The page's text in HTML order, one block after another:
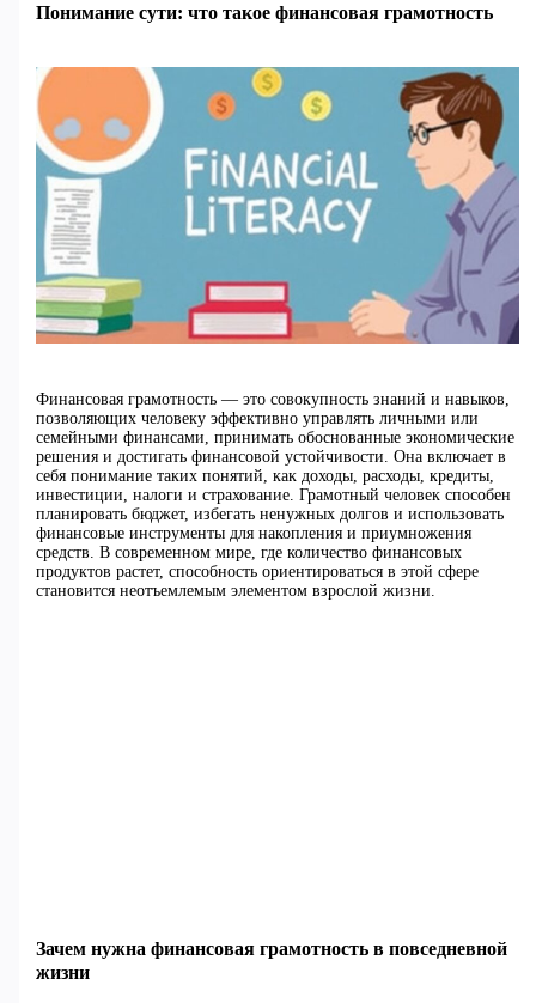
Понимание сути: что такое финансовая грамотность
Финансовая грамотность — это совокупность знаний и навыков,
позволяющих человеку эффективно управлять личными или
семейными финансами, принимать обоснованные экономические
решения и достигать финансовой устойчивости. Она включает в
себя понимание таких понятий, как доходы, расходы, кредиты,
инвестиции, налоги и страхование. Грамотный человек способен
планировать бюджет, избегать ненужных долгов и использовать
финансовые инструменты для накопления и приумножения
средств. В современном мире, где количество финансовых
продуктов растет, способность ориентироваться в этой сфере
становится неотъемлемым элементом взрослой жизни.
Зачем нужна финансовая грамотность в повседневной
жизни